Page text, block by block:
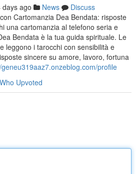
days ago News
Discuss
Cartomanzia Dea Bendata: risposte
una cartomanzia al telefono seria e
Bendata è la tua guida spirituale. Le
leggono i tarocchi con sensibilità e
sincere su amore, lavoro, fortuna
profile
Who Upvoted